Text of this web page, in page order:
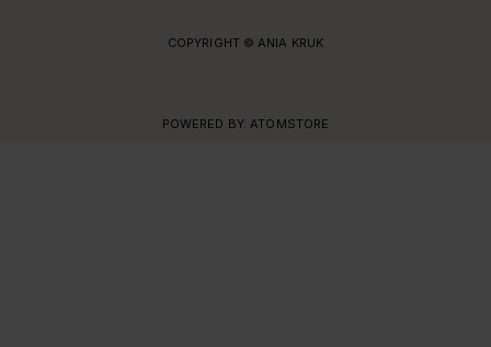
COPYRIGHT © ANIA KRUK
POWERED BY: ATOMSTORE